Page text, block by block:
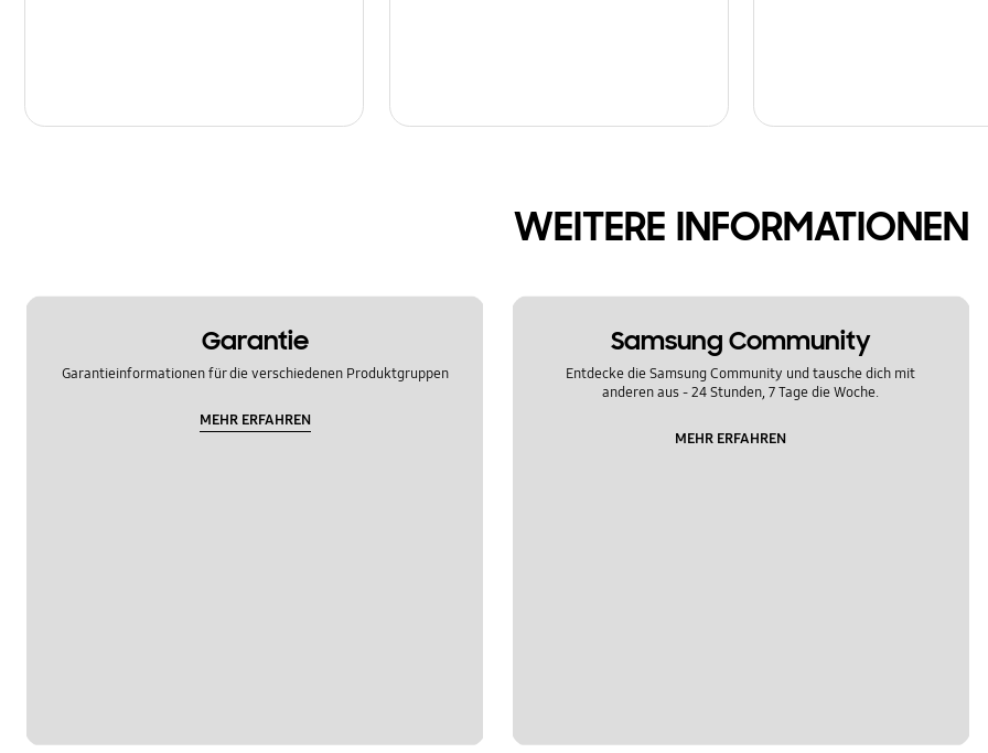
WEITERE INFORMATIONEN
Garantie
Garantieinformationen für die verschiedenen Produktgruppen
MEHR ERFAHREN
Samsung Community
Entdecke die Samsung Community und tausche dich mit
anderen aus - 24 Stunden, 7 Tage die Woche.
MEHR ERFAHREN